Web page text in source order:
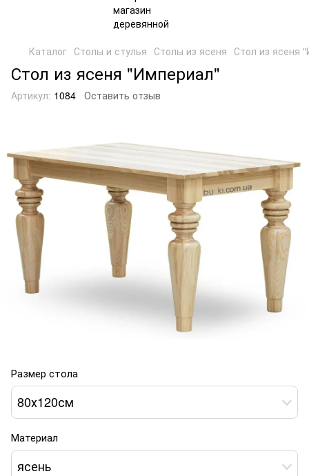
Каталог Столы и стулья Столы из ясеня Стол из ясеня
Стол из ясеня "Империал"
Артикул: 1084 Оставить отзыв
Размер стола
80х120см
Материал
ясень